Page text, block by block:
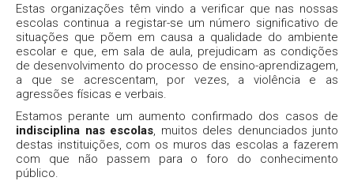
Estas organizações têm vindo a verificar que nas nossas
escolas continua a registar-se um número significativo de
situações que põem em causa a qualidade do ambiente
escolar e que, em sala de aula, prejudicam as condições
de desenvolvimento do processo de ensino-aprendizagem,
a que se acrescentam, por vezes, a violência e as
agressões físicas e verbais.
Estamos perante um aumento confirmado dos casos de
indisciplina nas escolas, muitos deles denunciados junto
destas instituições, com os muros das escolas a fazerem
com que não passem para o foro do conhecimento
público.